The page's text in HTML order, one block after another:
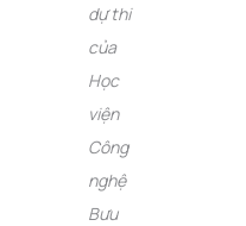
dự thi
của
Học
viện
Công
nghệ
Bưu